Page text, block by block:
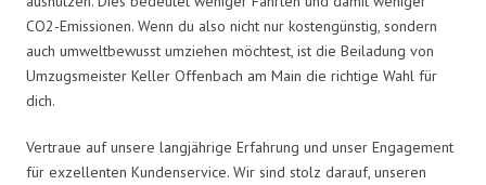
CO2-Emissionen. Wenn du also nicht nur kostengünstig, sondern
auch umweltbewusst umziehen möchtest, ist die Beiladung von
Umzugsmeister Keller Offenbach am Main die richtige Wahl für
dich.
Vertraue auf unsere langjährige Erfahrung und unser Engagement
für exzellenten Kundenservice. Wir sind stolz darauf, unseren